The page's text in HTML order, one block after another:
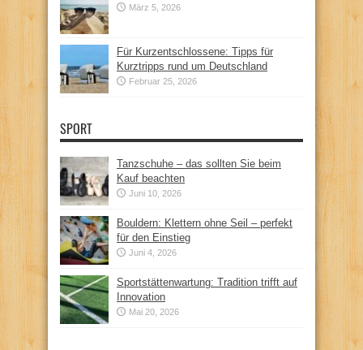
März 5, 2026
Für Kurzentschlossene: Tipps für
Kurztripps rund um Deutschland
Februar 25, 2026
SPORT
Tanzschuhe – das sollten Sie beim
Kauf beachten
Juni 10, 2026
Bouldern: Klettern ohne Seil – perfekt
für den Einstieg
Juni 4, 2026
Sportstättenwartung: Tradition trifft auf
Innovation
Mai 20, 2026